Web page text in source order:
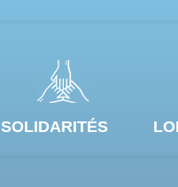
SOLIDARITÉS